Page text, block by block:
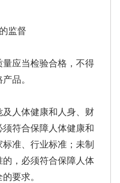
监督
当检验合格，不得
品。
体健康和人身、财
符合保障人体健康和
准、行业标准；未制
，必须符合保障人体
要求。